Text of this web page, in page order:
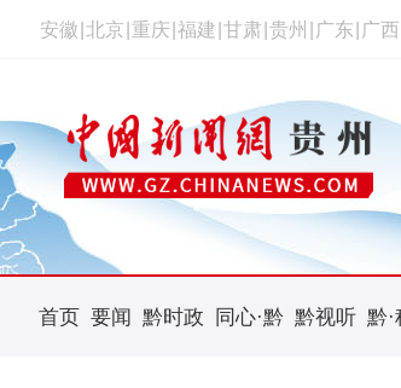
安徽 北京 重庆 福建 甘肃 贵州 广东 广西
首页 要闻 黔时政 同心·黔 黔视听 黔